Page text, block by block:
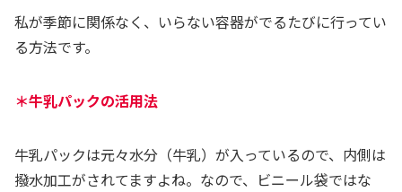
私が季節に関係なく、いらない容器がでるたびに行ってい
る方法です。
＊牛乳パックの活用法
牛乳パックは元々水分（牛乳）が入っているので、内側は
撥水加工がされてますよね。なので、ビニール袋ではな